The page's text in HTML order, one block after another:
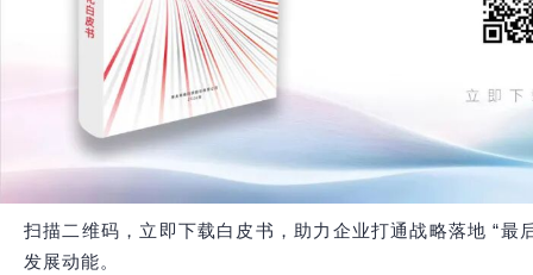
扫描二维码，立即下载白皮书，助力企业打通战略落地 “最
发展动能。